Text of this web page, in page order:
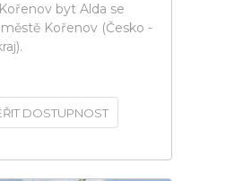
byt Alda se
Kořenov (Česko -
DOSTUPNOST